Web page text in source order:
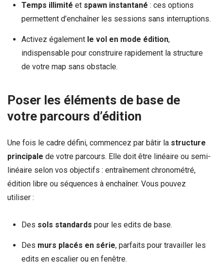
Temps illimité et spawn instantané : ces options
permettent d’enchaîner les sessions sans interruptions.
Activez également le vol en mode édition,
indispensable pour construire rapidement la structure
de votre map sans obstacle.
Poser les éléments de base de
votre parcours d’édition
Une fois le cadre défini, commencez par bâtir la structure
principale de votre parcours. Elle doit être linéaire ou semi-
linéaire selon vos objectifs : entraînement chronométré,
édition libre ou séquences à enchaîner. Vous pouvez
utiliser :
Des sols standards pour les edits de base.
Des murs placés en série, parfaits pour travailler les
edits en escalier ou en fenêtre.